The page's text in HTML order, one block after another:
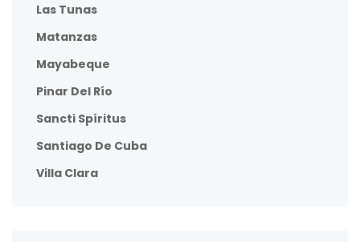
Las Tunas
Matanzas
Mayabeque
Pinar Del Río
Sancti Spíritus
Santiago De Cuba
Villa Clara